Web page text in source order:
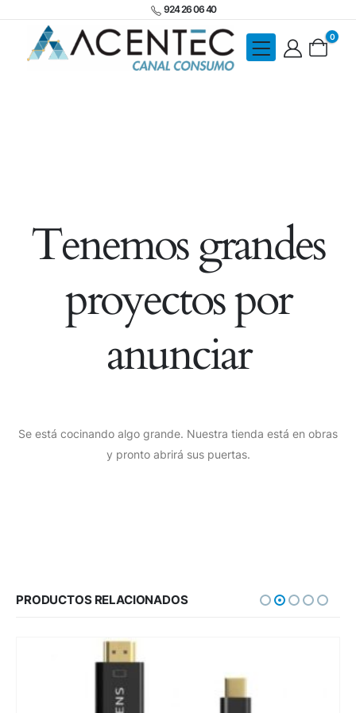
924 26 06 40
0
Tenemos grandes
proyectos por
anunciar
Se está cocinando algo grande. Nuestra tienda está en obras
y pronto abrirá sus puertas.
PRODUCTOS RELACIONADOS